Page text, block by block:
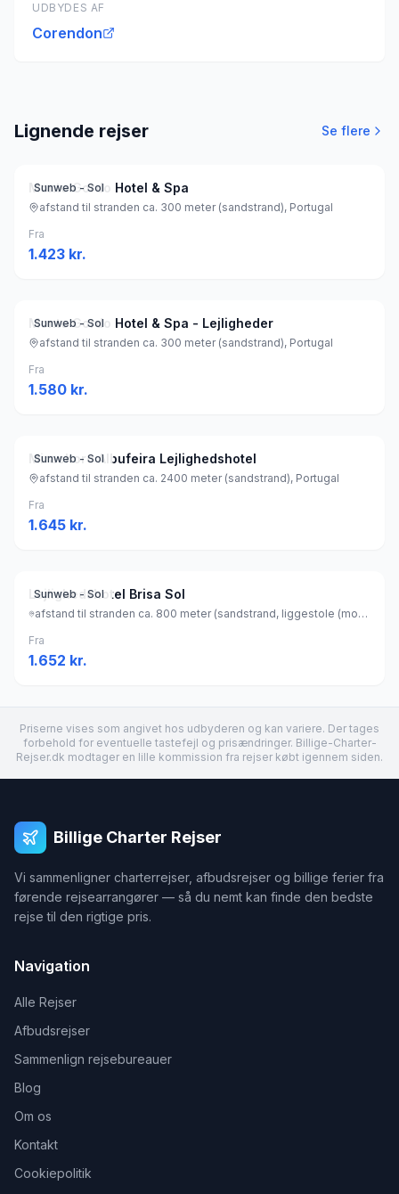
UDBYDES AF
Corendon
Lignende rejser Se flere
Sunweb - Sol
Monte Gordo Hotel & Spa
afstand til stranden ca. 300 meter (sandstrand), Portugal
Fra
1.423 kr.
Sunweb - Sol
Monte Gordo Hotel & Spa - Lejligheder
afstand til stranden ca. 300 meter (sandstrand), Portugal
Fra
1.580 kr.
Sunweb - Sol
Mirachoro Albufeira Lejlighedshotel
afstand til stranden ca. 2400 meter (sandstrand), Portugal
Fra
1.645 kr.
Sunweb - Sol
Lejlighedshotel Brisa Sol
afstand til stranden ca. 800 meter (sandstrand, liggestole (mod betaling) , parasol (mod betaling) ), Portugal
Fra
1.652 kr.
Priserne vises som angivet hos udbyderen og kan variere. Der tages
forbehold for eventuelle tastefejl og prisændringer. Billige-Charter-
Rejser.dk modtager en lille kommission fra rejser købt igennem siden.
Billige Charter Rejser
Vi sammenligner charterrejser, afbudsrejser og billige ferier fra
førende rejsearrangører — så du nemt kan finde den bedste
rejse til den rigtige pris.
Navigation
Alle Rejser
Afbudsrejser
Sammenlign rejsebureauer
Blog
Om os
Kontakt
Cookiepolitik